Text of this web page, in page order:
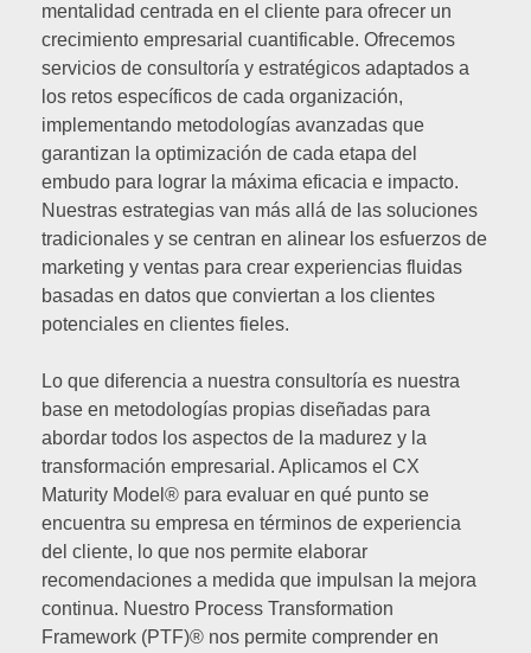
mentalidad centrada en el cliente para ofrecer un
crecimiento empresarial cuantificable. Ofrecemos
servicios de consultoría y estratégicos adaptados a
los retos específicos de cada organización,
implementando metodologías avanzadas que
garantizan la optimización de cada etapa del
embudo para lograr la máxima eficacia e impacto.
Nuestras estrategias van más allá de las soluciones
tradicionales y se centran en alinear los esfuerzos de
marketing y ventas para crear experiencias fluidas
basadas en datos que conviertan a los clientes
potenciales en clientes fieles.
Lo que diferencia a nuestra consultoría es nuestra
base en metodologías propias diseñadas para
abordar todos los aspectos de la madurez y la
transformación empresarial. Aplicamos el CX
Maturity Model® para evaluar en qué punto se
encuentra su empresa en términos de experiencia
del cliente, lo que nos permite elaborar
recomendaciones a medida que impulsan la mejora
continua. Nuestro Process Transformation
Framework (PTF)® nos permite comprender en